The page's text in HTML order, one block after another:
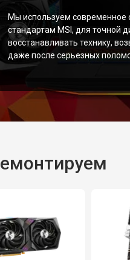
Мы используем современное
стандартам MSI, для точной
восстанавливать технику,
даже после серьезных